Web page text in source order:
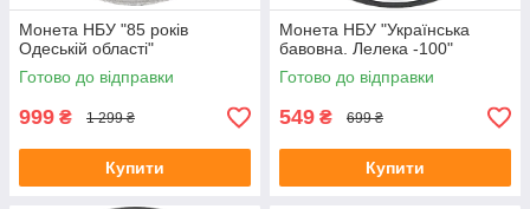
Монета НБУ "85 років
Одеській області"
Готово до відправки
999 ₴ 1 299 ₴
Купити
Монета НБУ "Українська
бавовна. Лелека -100"
Готово до відправки
549 ₴ 699 ₴
Купити